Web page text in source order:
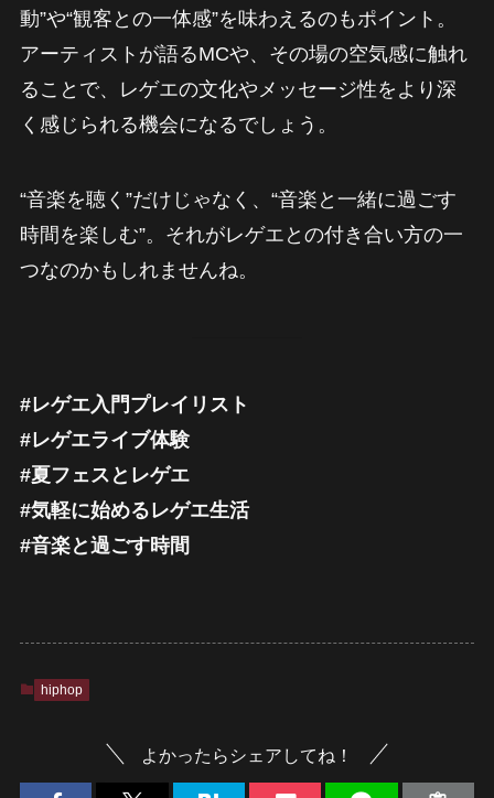
動”や“観客との一体感”を味わえるのもポイント。
アーティストが語るMCや、その場の空気感に触れ
ることで、レゲエの文化やメッセージ性をより深
く感じられる機会になるでしょう。
“音楽を聴く”だけじゃなく、“音楽と一緒に過ごす
時間を楽しむ”。それがレゲエとの付き合い方の一
つなのかもしれませんね。
#レゲエ入門プレイリスト
#レゲエライブ体験
#夏フェスとレゲエ
#気軽に始めるレゲエ生活
#音楽と過ごす時間
hiphop
よかったらシェアしてね！